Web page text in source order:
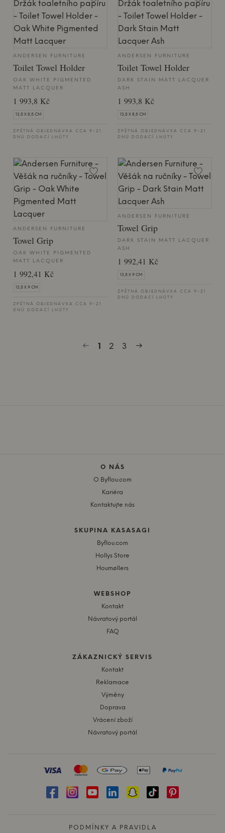
ANDERSEN FURNITURE
Toilet Towel Holder
OAK WHITE PIGMENTED
MATT LACQUER
1 993,8 Kč
13,5 X 8,5 CM
ZPĚTNÁ OBJEDNÁVKA CCA 9-21
DNŮ DODACÍ LHŮTY
ANDERSEN FURNITURE
Toilet Towel Holder
DARK STAIN MATT LACQUER
ASH
1 993,8 Kč
13,5 X 8,5 CM
ZPĚTNÁ OBJEDNÁVKA CCA 9-21
DNŮ DODACÍ LHŮTY
ANDERSEN FURNITURE
Towel Grip
OAK WHITE PIGMENTED
MATT LACQUER
1 992,41 Kč
13,5 X 9 CM
ZPĚTNÁ OBJEDNÁVKA CCA 9-21
DNŮ DODACÍ LHŮTY
ANDERSEN FURNITURE
Towel Grip
DARK STAIN MATT LACQUER
ASH
1 992,41 Kč
13,5 X 9 CM
ZPĚTNÁ OBJEDNÁVKA CCA 9-21
DNŮ DODACÍ LHŮTY
1 2 3
O NÁS
O Byflou.com
Kariéra
Kontaktujte nás
SKUPINA KASASAGI
Byflou.com
Hollys Store
Houmøllers
WEBSHOP
Kontakt
Návratový portál
FAQ
ZÁKAZNICKÝ SERVIS
Kontakt
Reklamace
Výměny
Doprava
Vrácení zboží
Návratový portál
PODMÍNKY A PRAVIDLA